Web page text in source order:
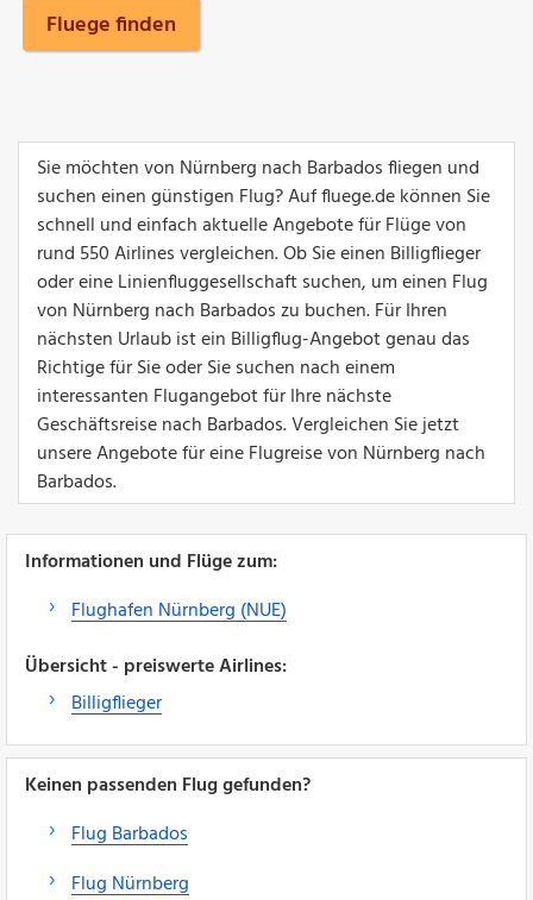
Fluege finden
Sie möchten von Nürnberg nach Barbados fliegen und
suchen einen günstigen Flug? Auf fluege.de können Sie
schnell und einfach aktuelle Angebote für Flüge von
rund 550 Airlines vergleichen. Ob Sie einen Billigflieger
oder eine Linienfluggesellschaft suchen, um einen Flug
von Nürnberg nach Barbados zu buchen. Für Ihren
nächsten Urlaub ist ein Billigflug-Angebot genau das
Richtige für Sie oder Sie suchen nach einem
interessanten Flugangebot für Ihre nächste
Geschäftsreise nach Barbados. Vergleichen Sie jetzt
unsere Angebote für eine Flugreise von Nürnberg nach
Barbados.
Informationen und Flüge zum:
Flughafen Nürnberg (NUE)
Übersicht - preiswerte Airlines:
Billigflieger
Keinen passenden Flug gefunden?
Flug Barbados
Flug Nürnberg